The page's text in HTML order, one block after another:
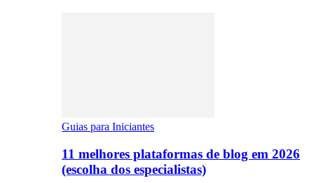
Guias para Iniciantes
11 melhores plataformas de blog em 2026
(escolha dos especialistas)